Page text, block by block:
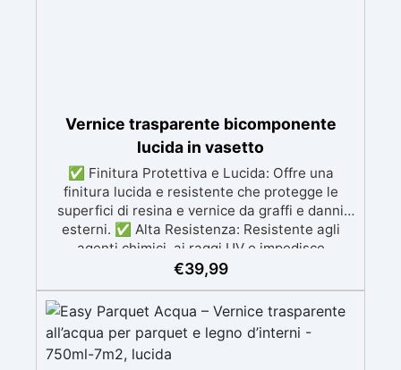
Vernice trasparente bicomponente
lucida in vasetto
✅ Finitura Protettiva e Lucida: Offre una
finitura lucida e resistente che protegge le
superfici di resina e vernice da graffi e danni
esterni. ✅ Alta Resistenza: Resistente agli
agenti chimici, ai raggi UV e impedisce
l’ingiallimento nel tempo, garantendo una
Il kit include due componenti separati
(trasparente poliuretanico e catalizzatore) e un
bicchiere graduato per una preparazione
precisa. ✅ Tempi di Essiccazione Rapidi: Fuori
€39,99